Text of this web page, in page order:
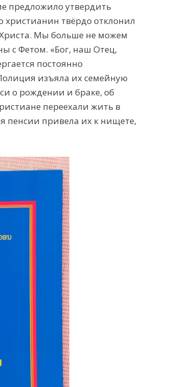
предложило утвердить
христианин твёрдо отклонил
. Мы больше не можем
сФетом. «Бог, наш Отец,
ется постоянно
олиция изъяла ихсемейную
о рождении и браке, об
переехали жить в
пенсии привела их к нищете,